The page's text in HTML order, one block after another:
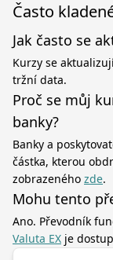
Často
Jak často se
Kurzy se
tržní data.
Proč se můj
banky?
Banky a
částka, kterou
zobrazeného zde.
Mohu tento
Ano. Převodník
Valuta EX je